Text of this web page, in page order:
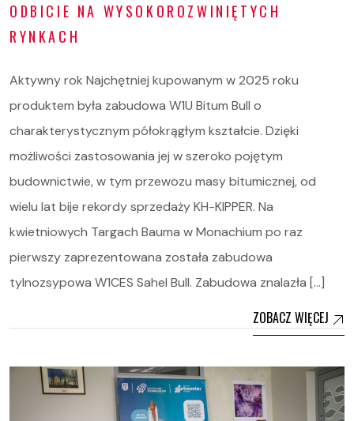
ODBICIE NA WYSOKOROZWINIĘTYCH
RYNKACH
Aktywny rok Najchętniej kupowanym w 2025 roku
produktem była zabudowa W1U Bitum Bull o
charakterystycznym półokrągłym kształcie. Dzięki
możliwości zastosowania jej w szeroko pojętym
budownictwie, w tym przewozu masy bitumicznej, od
wielu lat bije rekordy sprzedaży KH-KIPPER. Na
kwietniowych Targach Bauma w Monachium po raz
pierwszy zaprezentowana została zabudowa
tylnozsypowa W1CES Sahel Bull. Zabudowa znalazła […]
ZOBACZ WIĘCEJ